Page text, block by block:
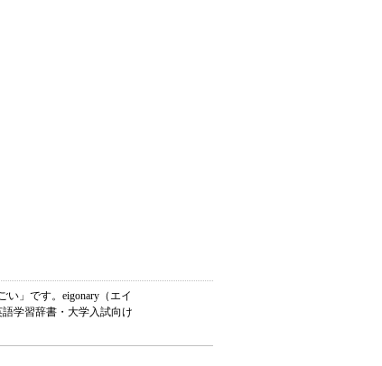
」です。eigonary（エイ
学習辞書・大学入試向け